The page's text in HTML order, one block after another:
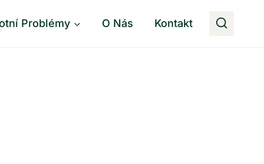
Problémy O Nás Kontakt